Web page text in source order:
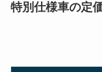
特別仕様車の定